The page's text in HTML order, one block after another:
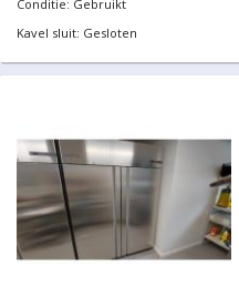
Conditie: Gebruikt
Kavel sluit: Gesloten